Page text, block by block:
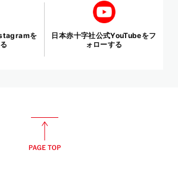
を
日本赤十字社公式YouTubeをフ
ォローする